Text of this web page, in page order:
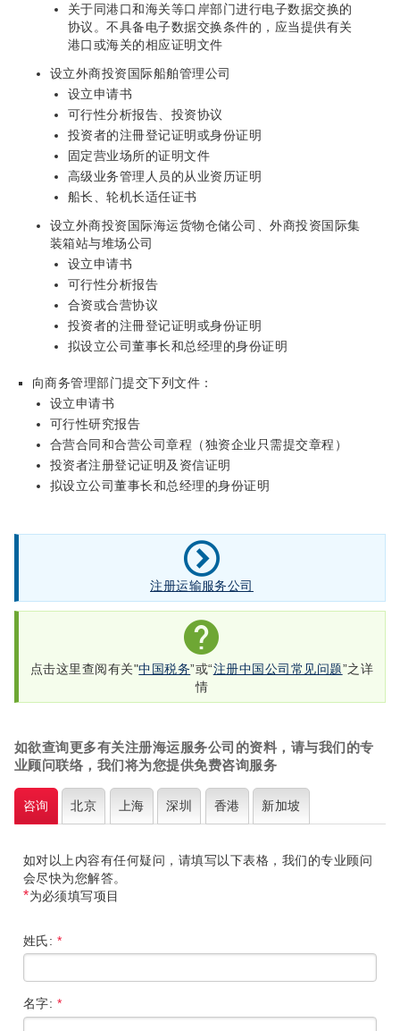
关于同港口和海关等口岸部门进行电子数据交换的
协议。不具备电子数据交换条件的，应当提供有关
港口或海关的相应证明文件
设立外商投资国际船舶管理公司
设立申请书
可行性分析报告、投资协议
投资者的注冊登记证明或身份证明
固定营业场所的证明文件
高级业务管理人员的从业资历证明
船长、轮机长适任证书
设立外商投资国际海运货物仓储公司、外商投资国际集
装箱站与堆场公司
设立申请书
可行性分析报告
合资或合营协议
投资者的注冊登记证明或身份证明
拟设立公司董事长和总经理的身份证明
向商务管理部门提交下列文件：
设立申请书
可行性研究报告
合营合同和合营公司章程（独资企业只需提交章程）
投资者注册登记证明及资信证明
拟设立公司董事长和总经理的身份证明
注册运输服务公司
点击这里查阅有关"中国税务”或“注册中国公司常见问题”之详
情
如欲查询更多有关注册海运服务公司的资料，请与我们的专
业顾问联络，我们将为您提供免费咨询服务
咨询 北京 上海 深圳 香港 新加坡
如对以上内容有任何疑问，请填写以下表格，我们的专业顾问
会尽快为您解答。
*为必须填写项目
姓氏: *
名字: *